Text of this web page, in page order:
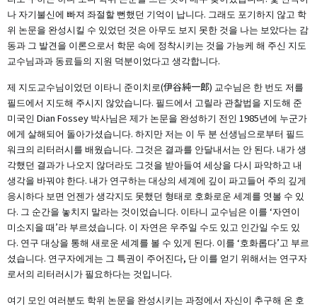
나 자기불신에 빠져 좌절할 뻔했던 기억이 납니다. 그래도 포기하지 않고 학
위 논문을 완성시킬 수 있었던 것은 아무도 보지 못한 것을 나는 보았다는 감
동과 그 발견을 이론으로서 학문 속에 정착시키는 것을 가능케 해 주신 지도
교수님과과 동료들의 지원 덕분이었다고 생각합니다.
제 지도교수님이었던 이타니 준이치로(伊谷純一郎) 교수님은 한 번도 저를
필드에서 지도해 주시지 않았습니다. 필드에서 고릴라 관찰법을 지도해 준
미국인 Dian Fossey 박사님은 제가 논문을 완성하기 전인 1985년에 누군가
에게 살해되어 돌아가셨습니다. 하지만 저는 이 두 분 선생님으로부터 필드
워크의 리터러시를 배웠습니다. 그것은 결과를 안달내서는 안 된다. 내가 생
각했던 결과가 나오지 않더라도 그것을 받아들여 세상을 다시 파악하고 내
생각을 바꿔야 한다. 내가 연구하는 대상의 세계에 깊이 파고들어 주의 깊게
응시하다 보면 언젠가 생각지도 못했던 형태로 호화로운 세계를 엿볼 수 있
다. 그 순간을 놓치지 말라는 것이었습니다. 이타니 교수님은 이를 ‘자연이
미소지을 때’라 부르셨습니다. 이 자연은 우주일 수도 있고 인간일 수도 있
다. 연구 대상을 통해 새로운 세계를 볼 수 있게 된다. 이를 ‘호화롭다’고 부르
셨습니다. 연구자에게는 그 특권이 주어진다, 단 이를 얻기 위해서는 연구자
로서의 리터러시가 필요하다는 것입니다.
여기 모인 여러분도 학위 논문을 완성시키는 과정에서 자신이 추구해 온 호